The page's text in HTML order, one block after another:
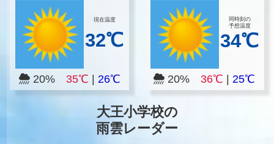
現在温度
32℃
20% 35℃ 26℃
同時刻の
予想温度
34℃
20% 36℃ |25℃
大王小学校の
雨雲レーダー